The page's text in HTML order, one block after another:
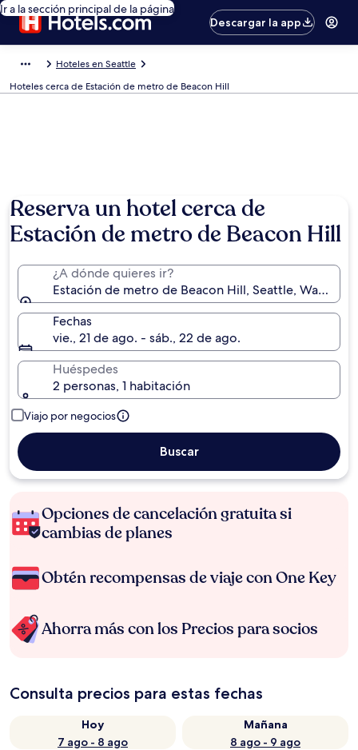
Ir a la sección principal de la página
Descargar la app
Hoteles en Seattle
Hoteles cerca de Estación de metro de Beacon Hill
Reserva un hotel cerca de
Estación de metro de Beacon Hill
¿A dónde quieres ir?
Estación de metro de Beacon Hill, Seattle,
Fechas
vie., 21 de ago. - sáb., 22 de ago.
Huéspedes
2 personas, 1 habitación
Viajo por negocios
Buscar
Opciones de cancelación gratuita si
cambias de planes
Obtén recompensas de viaje con One Key
Ahorra más con los Precios para socios
Consulta precios para estas fechas
Hoy
7 ago - 8 ago
Mañana
8 ago - 9 ago